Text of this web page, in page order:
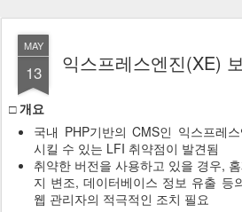
MAY
13 익스프레스엔진(XE)
□ 개요
국내 PHP기반의 CMS인 익스프레
시킬 수 있는 LFI 취약점이 발견됨
취약한 버전을 사용하고 있을 경우,
지 변조, 데이터베이스 정보 유출 등
웹 관리자의 적극적인 조치 필요